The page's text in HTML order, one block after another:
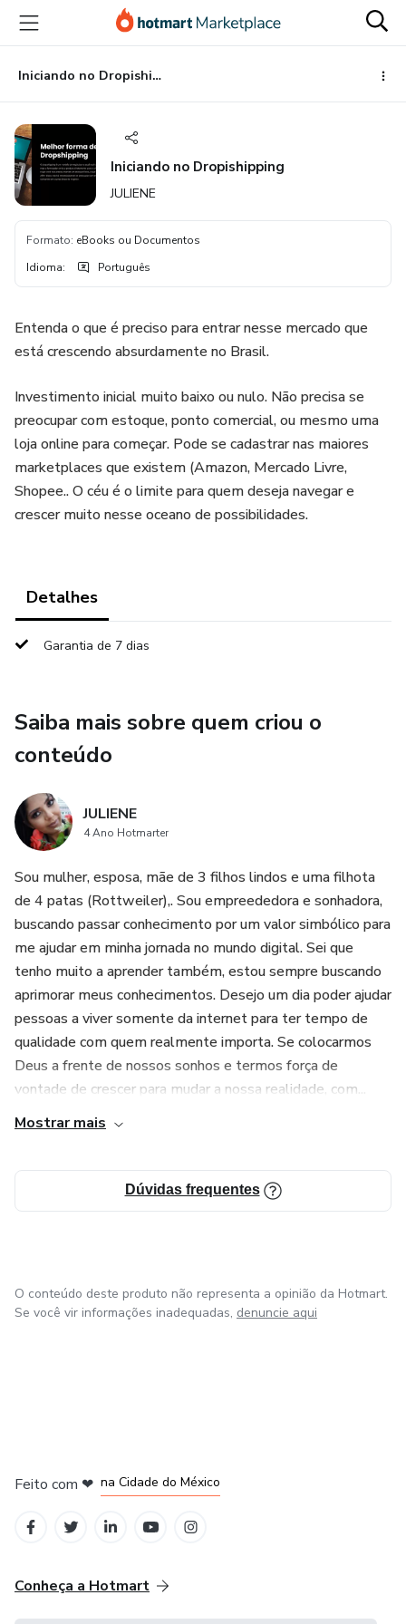
para
conteúdo
principal
para
pagamento
para
rodapé
Iniciando no Dropishipping
Iniciando no Dropishipping
JULIENE
Formato: eBooks ou Documentos
Idioma: Português
Entenda o que é preciso para entrar nesse mercado que
está crescendo absurdamente no Brasil.
Investimento inicial muito baixo ou nulo. Não precisa se
preocupar com estoque, ponto comercial, ou mesmo uma
loja online para começar. Pode se cadastrar nas maiores
marketplaces que existem (Amazon, Mercado Livre,
Shopee.. O céu é o limite para quem deseja navegar e
crescer muito nesse oceano de possibilidades.
Detalhes
Garantia de 7 dias
Saiba mais sobre quem criou o
conteúdo
JULIENE
4 Ano Hotmarter
Sou mulher, esposa, mãe de 3 filhos lindos e uma filhota
de 4 patas (Rottweiler),. Sou empreededora e sonhadora,
buscando passar conhecimento por um valor simbólico para
me ajudar em minha jornada no mundo digital. Sei que
tenho muito a aprender também, estou sempre buscando
aprimorar meus conhecimentos. Desejo um dia poder ajudar
pessoas a viver somente da internet para ter tempo de
qualidade com quem realmente importa. Se colocarmos
Deus a frente de nossos sonhos e termos força de
vontade de crescer para mudar a nossa realidade, com...
Mostrar mais
Dúvidas frequentes
O conteúdo deste produto não representa a opinião da Hotmart.
Se você vir informações inadequadas, denuncie aqui
Feito com ❤ na Cidade do México
Conheça a Hotmart